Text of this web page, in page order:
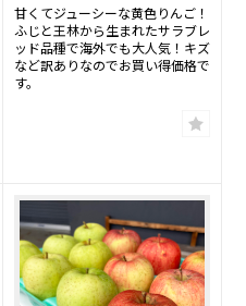
甘くてジューシーな黄色りんご！
ふじと王林から生まれたサラブレ
ッド品種で海外でも大人気！キズ
など訳ありなのでお買い得価格で
す。